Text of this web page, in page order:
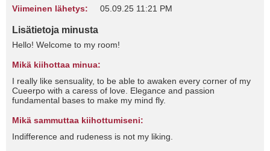
Viimeinen lähetys: 05.09.25 11:21 PM
Lisätietoja minusta
Hello! Welcome to my room!
Mikä kiihottaa minua:
I really like sensuality, to be able to awaken every corner of my
Cueerpo with a caress of love. Elegance and passion
fundamental bases to make my mind fly.
Mikä sammuttaa kiihottumiseni:
Indifference and rudeness is not my liking.